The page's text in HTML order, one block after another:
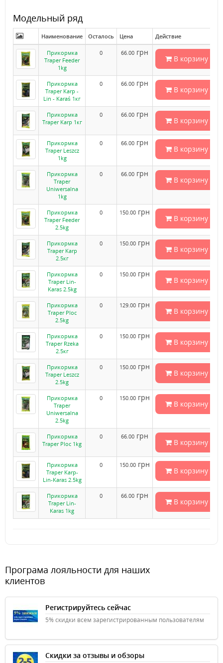
Модельный ряд
Наименование Осталось Цена Действие
Прикормка
Traper Feeder
1kg
0 66.00 грн
В корзину
Прикормка
Traper Karp -
Lin - Karaś 1кг
0 66.00 грн
В корзину
Прикормка
Traper Karp 1кг
0 66.00 грн
В корзину
Прикормка
Traper Leszcz
1kg
0 66.00 грн
В корзину
Прикормка
Traper
Uniwersalna
1kg
0 66.00 грн
В корзину
Прикормка
Traper Feeder
2.5kg
0 150.00 грн
В корзину
Прикормка
Traper Karp
2.5кг
0 150.00 грн
В корзину
Прикормка
Traper Lin-
Karas 2.5kg
0 150.00 грн
В корзину
Прикормка
Traper Ploc
2.5kg
0 129.00 грн
В корзину
Прикормка
Traper Rzeka
2.5кг
0 150.00 грн
В корзину
Прикормка
Traper Leszcz
2.5kg
0 150.00 грн
В корзину
Прикормка
Traper
Uniwersalna
2.5kg
0 150.00 грн
В корзину
Прикормка
Traper Ploc 1kg
0 66.00 грн
В корзину
Прикормка
Traper Karp-
Lin-Karas 2.5kg
0 150.00 грн
В корзину
Прикормка
Traper Lin-
Karas 1kg
0 66.00 грн
В корзину
Програма лояльности для наших
клиентов
Регистрируйтесь сейчас
5% скидки всем зарегистрированным пользователям
Скидки за отзывы и обзоры